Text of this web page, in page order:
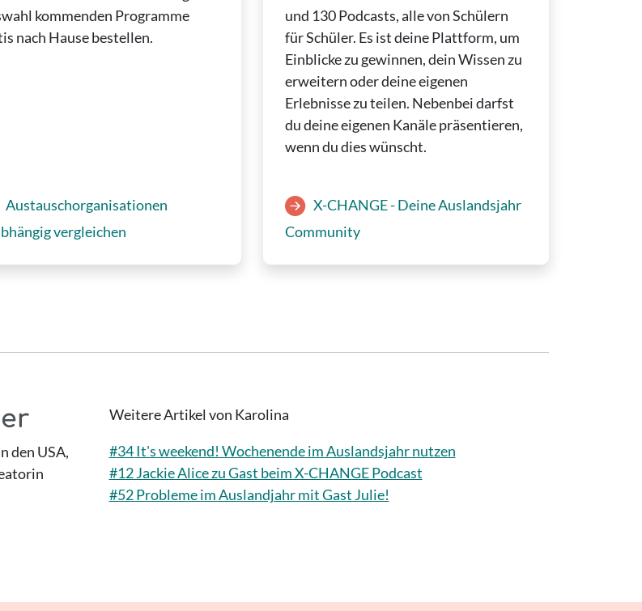
kommenden Programme
nach Hause bestellen.
Austauschorganisationen
vergleichen
und 130 Podcasts, alle von Schülern
für Schüler. Es ist deine Plattform, um
Einblicke zu gewinnen, dein Wissen zu
erweitern oder deine eigenen
Erlebnisse zu teilen. Nebenbei darfst
du deine eigenen Kanäle präsentieren,
wenn du dies wünscht.
X-CHANGE - Deine Auslandsjahr
Community
den USA,
Weitere Artikel von Karolina
#34 It's weekend! Wochenende im Auslandsjahr nutzen
#12 Jackie Alice zu Gast beim X-CHANGE Podcast
#52 Probleme im Auslandjahr mit Gast Julie!